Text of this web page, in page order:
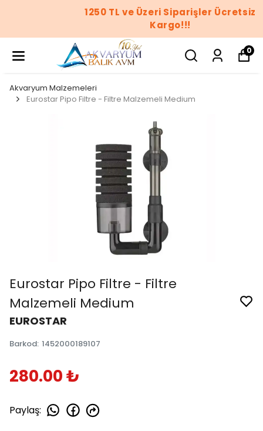
1250 TL ve Üzeri Siparişler Ücretsiz
Kargo!!!
0
Akvaryum Malzemeleri
Eurostar Pipo Filtre - Filtre Malzemeli Medium
Eurostar Pipo Filtre - Filtre
Malzemeli Medium
EUROSTAR
Barkod: 1452000189107
280.00 ₺
Paylaş: